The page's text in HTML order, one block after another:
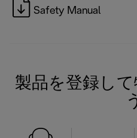
Safety Manual
製品を登録し